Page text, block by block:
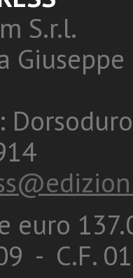
S.r.l.
euro
- C.F.